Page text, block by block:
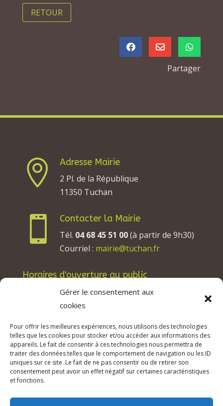
Gérer le consentement aux
cookies
Pour offrir les meilleures expériences, nous utilisons des technologies
telles que les cookies pour stocker et/ou accéder aux informations des
appareils. Le fait de consentir à ces technologies nous permettra de
traiter des données telles que le comportement de navigation ou les ID
uniques sur ce site. Le fait de ne pas consentir ou de retirer son
consentement peut avoir un effet négatif sur certaines caractéristiques
et fonctions.
RETOUR
  
Partager

Adresse Mairie
2 Pl. de la République
11350 Tuchan

Contacter la Mairie
Tél. 04 68 45 51 00(à partir de 9h30)
Courriel : mairie@tuchan.fr
Horaires d'ouverture au public
Les lundis, mardis et jeudis : de 8h à 12h et de
13h30 à 17h30.
Les vendredis : de 8h à 12h.
© 2026 Mairie de Tuchan | Site Internet réalisé